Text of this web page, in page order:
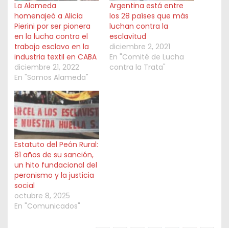
La Alameda
homenajeó a Alicia
Pierini por ser pionera
en la lucha contra el
trabajo esclavo en la
industria textil en CABA
diciembre 21, 2022
En "Somos Alameda"
Argentina está entre
los 28 países que más
luchan contra la
esclavitud
diciembre 2, 2021
En "Comité de Lucha
contra la Trata"
Estatuto del Peón Rural:
81 años de su sanción,
un hito fundacional del
peronismo y la justicia
social
octubre 8, 2025
En "Comunicados"